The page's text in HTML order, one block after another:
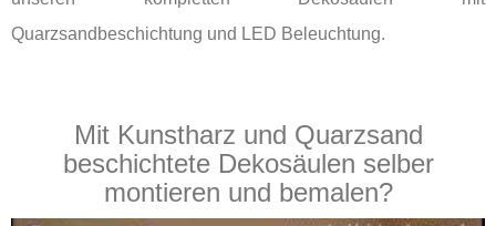
Quarzsandbeschichtung und LED Beleuchtung.
Mit Kunstharz und Quarzsand
beschichtete Dekosäulen selber
montieren und bemalen?